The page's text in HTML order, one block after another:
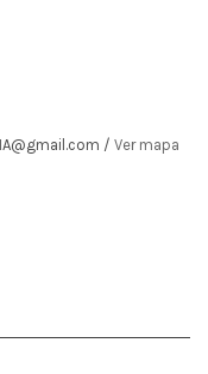
/ Ver mapa